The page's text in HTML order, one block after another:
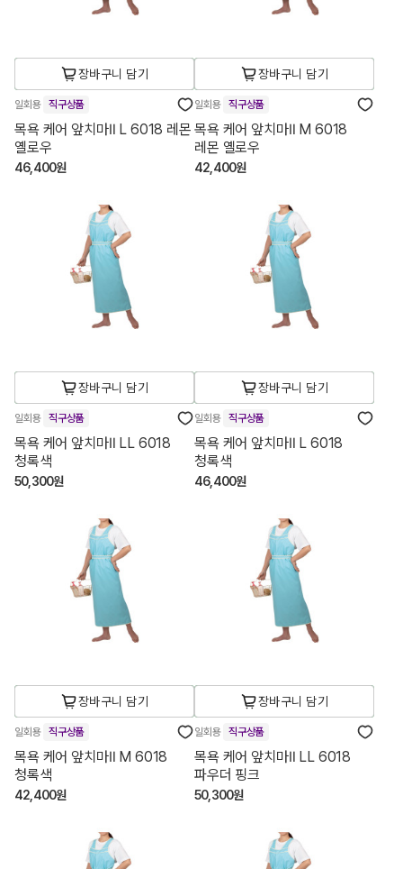
장바구니 담기
일회용 직구상품
목욕 케어 앞치마Ⅱ L 6018 레몬
옐로우
46,400원
장바구니 담기
일회용 직구상품
목욕 케어 앞치마Ⅱ M 6018
레몬 옐로우
42,400원
장바구니 담기
일회용 직구상품
목욕 케어 앞치마Ⅱ LL 6018
청록색
50,300원
장바구니 담기
일회용 직구상품
목욕 케어 앞치마Ⅱ L 6018
청록색
46,400원
장바구니 담기
일회용 직구상품
목욕 케어 앞치마Ⅱ M 6018
청록색
42,400원
장바구니 담기
일회용 직구상품
목욕 케어 앞치마Ⅱ LL 6018
파우더 핑크
50,300원